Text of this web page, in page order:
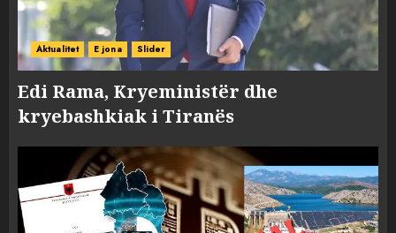
Aktualitet E jona Slider
Edi Rama, Kryeministër dhe
kryebashkiak i Tiranës